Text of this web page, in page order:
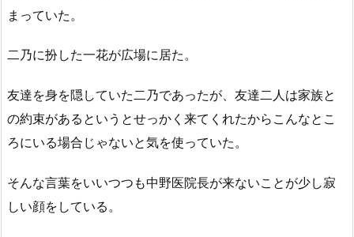
まっていた。
二乃に扮した一花が広場に居た。
友達を身を隠していた二乃であったが、友達二人は家族と
の約束があるというとせっかく来てくれたからこんなとこ
ろにいる場合じゃないと気を使っていた。
そんな言葉をいいつつも中野医院長が来ないことが少し寂
しい顔をしている。